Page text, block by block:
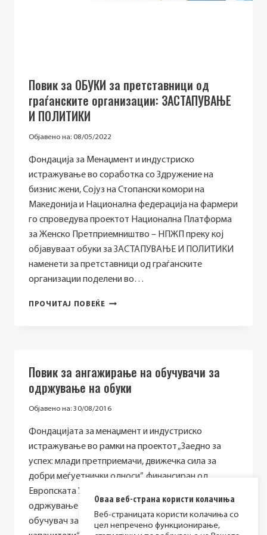
Повик за ОБУКИ за претставници од
граѓанските организации: ЗАСТАПУВАЊЕ
И ПОЛИТИКИ
Објавено на: 08/05/2022
Фондација за Менаџмент и индустриско
истражување во соработка со Здружение на
бизнис жени, Сојуз на Стопански комори на
Македонија и Национална федерација на фармери
го спроведува проектот Национална Платформа
за Женско Претприемништво – НПЖП преку кој
објавуваат обуки за ЗАСТАПУВАЊЕ И ПОЛИТИКИ
наменети за претставници од граѓанските
организации поделени во…
ПРОЧИТАЈ ПОВЕЌЕ ПОВИК
ГРАЃАНСКИТЕ
ОРГАНИЗАЦИИ:
ЗАСТАПУВАЊЕ
И
Повик за ангажирање на обучувачи за
одржување на обуки
Објавено на: 30/08/2016
Фондацијата за менаџмент и индустриско
истражување во рамки на проектот „Заедно за
успех: млади претприемачи, движечка сила за
добри меѓуетнички односи”, финансиран од
Европската Унија, има потреба од 2 обучувачи за
одржување на обуки на следните теми: 1 (еден)
обучувач за обука „Градење на претприемачки
Оваа веб-страна користи колачиња
Веб-страницата користи колачиња со
цел непречено функционирање,